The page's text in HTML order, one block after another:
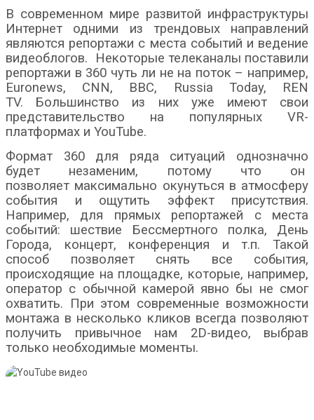
В современном мире развитой инфраструктуры
Интернет одними из трендовых направлений
являются репортажи с места событий и ведение
видеоблогов. Некоторые телеканалы поставили
репортажи в 360 чуть ли не на поток – например,
Euronews, CNN, BBC, Russia Today, REN
TV. Большинство из них уже имеют свои
представительство на популярных VR-
платформах и YouTube.
Формат 360 для ряда ситуаций однозначно
будет незаменим, потому что он
позволяет максимально окунуться в атмосферу
события и ощутить эффект присутствия.
Например, для прямых репортажей с места
событий: шествие Бессмертного полка, День
Города, концерт, конференция и т.п. Такой
способ позволяет снять все события,
происходящие на площадке, которые, например,
оператор с обычной камерой явно бы не смог
охватить. При этом современные возможности
монтажа в несколько кликов всегда позволяют
получить привычное нам 2D-видео, выбрав
только необходимые моменты.